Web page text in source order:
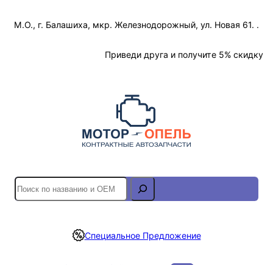
М.О., г. Балашиха, мкр. Железнодорожный, ул. Новая 61. .
Приведи друга и получите 5% скидку
S
e
r
Специальное Предложение